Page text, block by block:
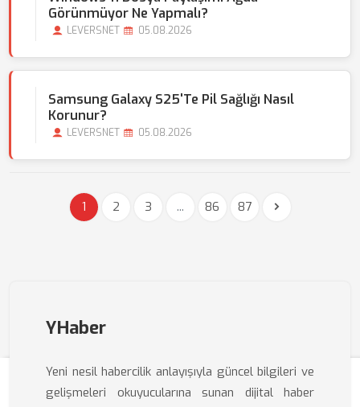
Görünmüyor Ne Yapmalı?
LEVERSNET 05.08.2026
Samsung Galaxy S25'te Pil Sağlığı Nasıl
Korunur?
LEVERSNET 05.08.2026
1 2 3 ... 86 87
YHaber
Yeni nesil habercilik anlayışıyla güncel bilgileri ve
gelişmeleri okuyucularına sunan dijital haber